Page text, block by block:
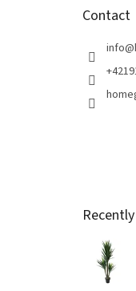
Contact
info@